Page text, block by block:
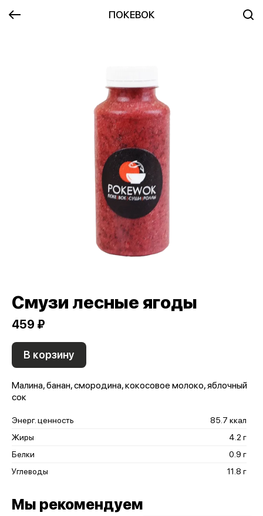
ПОКЕВОК
Смузи лесные ягоды
459 ₽
В корзину
Малина, банан, смородина, кокосовое молоко, яблочный
сок
Энерг. ценность
85.7 ккал
Жиры
4.2 г
Белки
0.9 г
Углеводы
11.8 г
Мы рекомендуем